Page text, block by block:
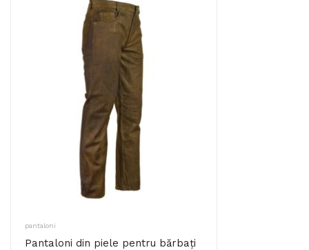
pantaloni
Pantaloni din piele pentru bărbați